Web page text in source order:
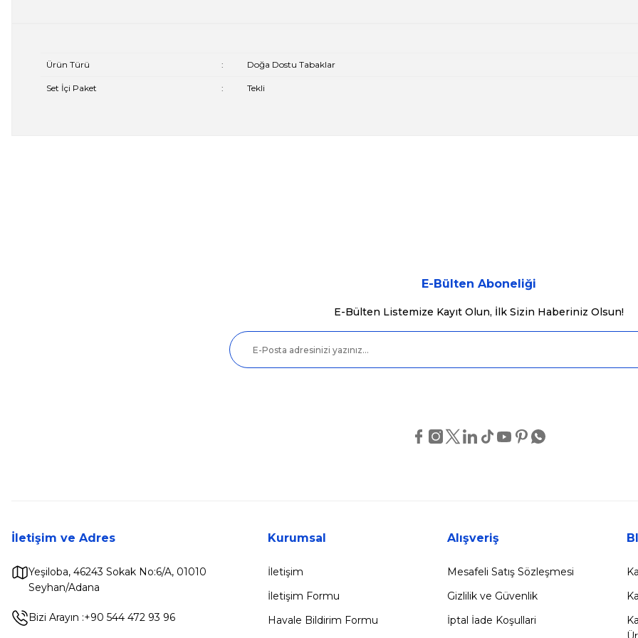
Ürün Türü : Doğa Dostu Tabaklar
Set İçi Paket : Tekli
E-Bülten Aboneliği
E-Bülten Listemize Kayıt Olun, İlk Sizin Haberiniz Olsun!
İletişim ve Adres
Yeşiloba, 46243 Sokak No:6/A, 01010
Seyhan/Adana
Bizi Arayın :+90 544 472 93 96
Kurumsal
İletişim
İletişim Formu
Havale Bildirim Formu
Alışveriş
Mesafeli Satış Sözleşmesi
Gizlilik ve Güvenlik
İptal İade Koşullari